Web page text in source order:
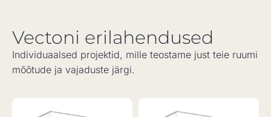
Vectoni erilahendused
Individuaalsed projektid, mille teostame just teie ruumi
mõõtude ja vajaduste järgi.